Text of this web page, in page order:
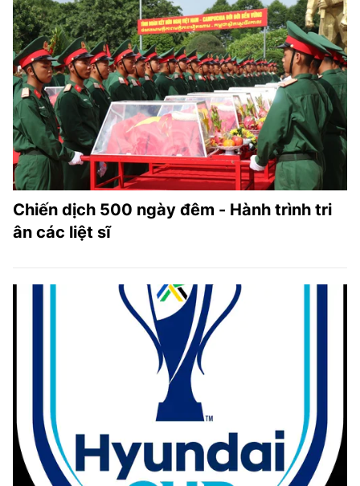
Chiến dịch 500 ngày đêm - Hành trình tri
ân các liệt sĩ